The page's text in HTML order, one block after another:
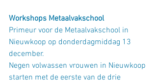
Workshops Metaalvakschool
Primeur voor de Metaalvakschool in
Nieuwkoop op donderdagmiddag 13
december.
Negen volwassen vrouwen in Nieuwkoop
starten met de eerste van de drie